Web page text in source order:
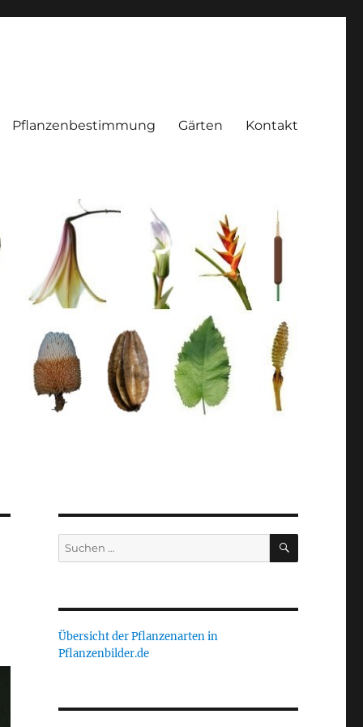
Pflanzenbestimmung Gärten Kontakt
Suche
nach:
SUCHEN
Übersicht der Pflanzenarten in
Pflanzenbilder.de